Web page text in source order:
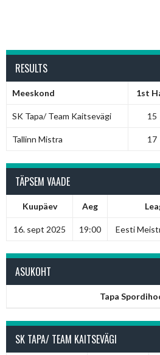
RESULTS
Meeskond 1st
SK Tapa/ Team Kaitsevägi 15
Tallinn Mistra 17
TÄPSEM VAADE
Kuupäev Aeg
16. sept 2025 19:00 Eesti
ASUKOHT
Tapa
SK TAPA/ TEAM KAITSEVÄGI